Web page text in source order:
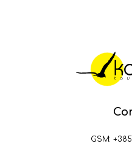
GSM: